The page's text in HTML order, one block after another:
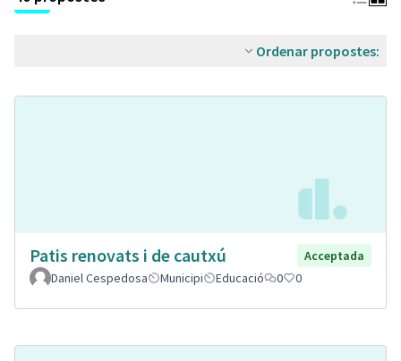
Ordenar propostes:
Patis renovats i de cautxú
Acceptada
Daniel Cespedosa
Municipi Educació 0 0